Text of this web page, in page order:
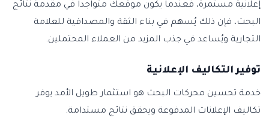
إعلانية مستمرة، فعندما يكون موقعك متواجداً في مقدمة نتائج
البحث، فإن ذلك يُسهم في بناء الثقة والمصداقية للعلامة
التجارية ويُساعد في جذب المزيد من العملاء المحتملين.
توفير التكاليف الإعلانية
خدمة تحسين محركات البحث هو استثمار طويل الأمد يوفر
تكاليف الإعلانات المدفوعة ويحقق نتائج مستدامة.